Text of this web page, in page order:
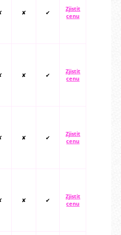
✘ ✔
Zjistit
cenu
✘ ✔
Zjistit
cenu
✘ ✔
Zjistit
cenu
✘ ✔
Zjistit
cenu